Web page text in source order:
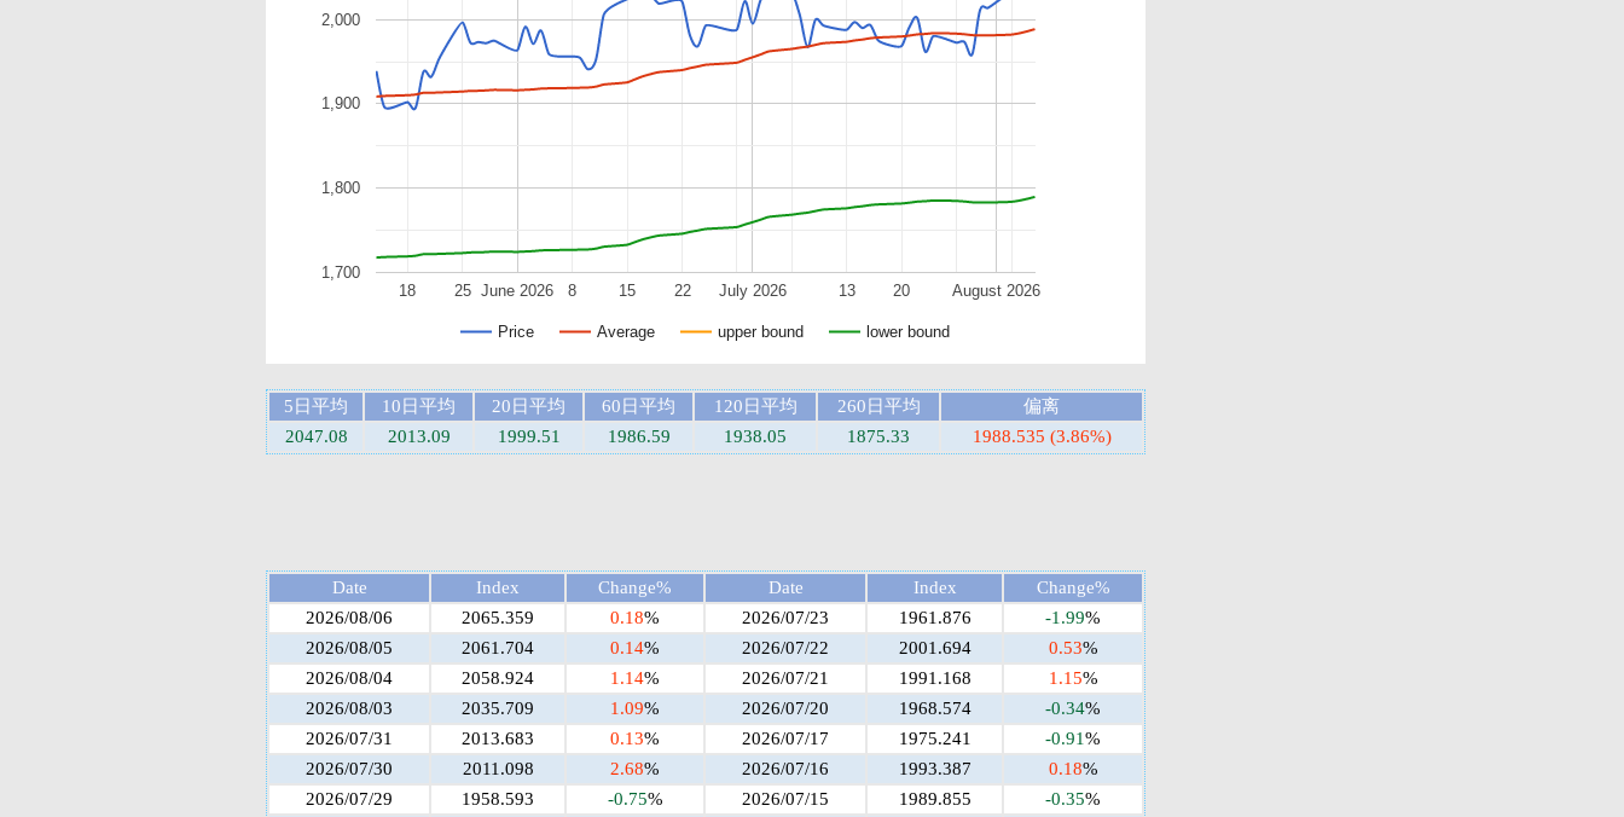
Price Average upper bound lower bound
June 2026 July 2026 August 2026
18 25 8 15 22 13 20
1,700
1,800
1,900
2,000
5日平均 10日平均 20日平均 60日平均 120日平均 260日平均
偏离
2047.08
2013.09 1999.51 1986.59 1938.05 1875.33 1988.535 (3.86%)
Date Index Change% Date Index
Change%
2026/08/06
2065.359 0.18% 2026/07/23 1961.876 -1.99%
2026/08/05
2061.704 0.14% 2026/07/22 2001.694 0.53%
2026/08/04
2058.924 1.14% 2026/07/21 1991.168 1.15%
2026/08/03
2035.709 1.09% 2026/07/20 1968.574 -0.34%
2026/07/31
2013.683 0.13% 2026/07/17 1975.241 -0.91%
2026/07/30
2011.098 2.68% 2026/07/16 1993.387 0.18%
2026/07/29
1958.593 -0.75% 2026/07/15 1989.855 -0.35%